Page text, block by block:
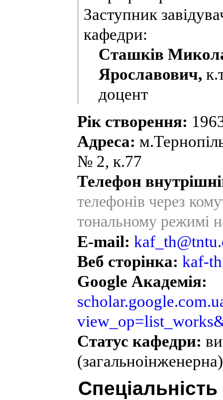
Заступник
кафедри:
Сташків
Ярославович,
доцент
Рік створення:
Адреса:
№ 2, к.77
Телефон
телефонів через
тональному режимі
E-mail:
Веб сторінка: kaf-
Google Академія:
Статус кафедри:
Спеціальність